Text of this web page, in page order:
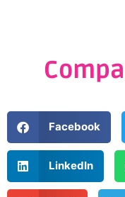
Facebook
LinkedIn